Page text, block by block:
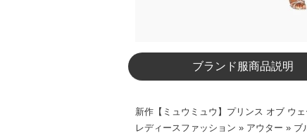
ブランド服商品説明
新作【ミュウミュウ】プリンス オブ ウ
レディースファッション » アウター » ブ